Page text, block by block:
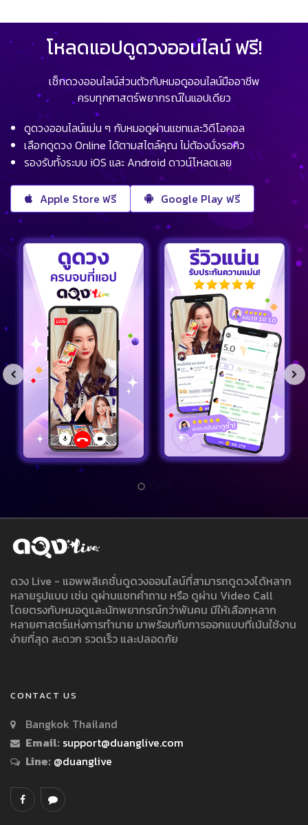
โหลดแอปดูดวงออนไลน์ ฟรี!
เช็กดวงออนไลน์ส่วนตัวกับหมอดูออนไลน์มืออาชีพ
ครบทุกศาสตร์พยากรณ์ในแอปเดียว
ดูดวงออนไลน์แม่น ๆ กับหมอดูผ่านแชทและวิดีโอคอล
เลือกดูดวง Online ได้ตามสไตล์คุณ ไม่ต้องนั่งรอคิว
รองรับทั้งระบบ iOS และ Android ดาวน์โหลดเลย
Apple Store ฟรี Google Play ฟรี
ดวง Live - แอพพลิเคชั่นดูดวงออนไลน์ที่สามารถดูดวงได้หลาก
หลายรูปแบบ เช่น ดูผ่านแชทคำถาม หรือ ดูผ่าน Video Call
โดยตรงกับหมอดูและนักพยากรณ์กว่าพันคน มีให้เลือกหลาก
หลายศาสตร์แห่งการทำนาย มาพร้อมกับการออกแบบที่เน้นใช้งาน
ง่ายที่สุด สะดวก รวดเร็ว และปลอดภัย
CONTACT US
Bangkok Thailand
Email: support@duanglive.com
Line: @duanglive